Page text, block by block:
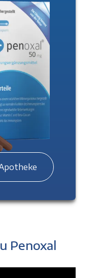
Penoxal